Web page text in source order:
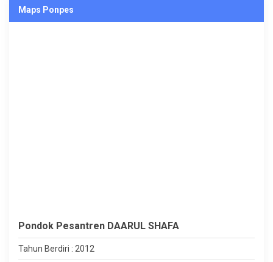
Maps Ponpes
Pondok Pesantren DAARUL SHAFA
Tahun Berdiri : 2012